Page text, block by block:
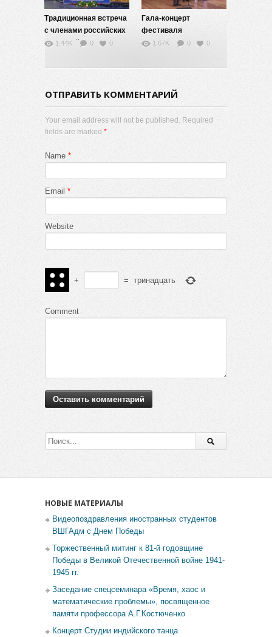
Традиционная встреча
с членами российских
академий,
2020
1.44K 0 0
Гала-концерт
фестиваля
студенческого
день в МГУ». 2019 год
1.67K 0 0
ОТПРАВИТЬ КОММЕНТАРИЙ
Your email address will not be published. Required
fields are marked *
Name *
Email *
Website
+ = тринадцать
Comment
НОВЫЕ МАТЕРИАЛЫ
Видеопоздравления иностранных студентов
ВШГАдм с Днем Победы
Торжественный митинг к 81-й годовщине
Победы в Великой Отечественной войне 1941-
1945 гг.
Заседание спецсеминара «Время, хаос и
математические проблемы», посвященное
памяти профессора А.Г.Костюченко
Концерт Студии индийского танца